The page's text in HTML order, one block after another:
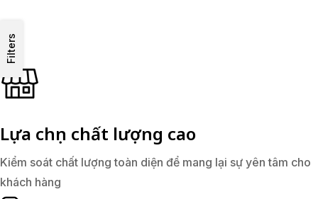
Filters
Lựa chọn chất lượng cao
Kiểm soát chất lượng toàn diện để mang lại sự yên tâm cho
khách hàng